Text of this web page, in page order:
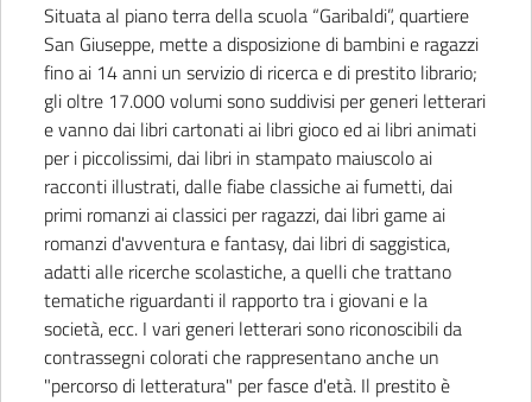
Situata al piano terra della scuola “Garibaldi”, quartiere
San Giuseppe, mette a disposizione di bambini e ragazzi
fino ai 14 anni un servizio di ricerca e di prestito librario;
gli oltre 17.000 volumi sono suddivisi per generi letterari
e vanno dai libri cartonati ai libri gioco ed ai libri animati
per i piccolissimi, dai libri in stampato maiuscolo ai
racconti illustrati, dalle fiabe classiche ai fumetti, dai
primi romanzi ai classici per ragazzi, dai libri game ai
romanzi d'avventura e fantasy, dai libri di saggistica,
adatti alle ricerche scolastiche, a quelli che trattano
tematiche riguardanti il rapporto tra i giovani e la
società, ecc. I vari generi letterari sono riconoscibili da
contrassegni colorati che rappresentano anche un
"percorso di letteratura" per fasce d'età. Il prestito è